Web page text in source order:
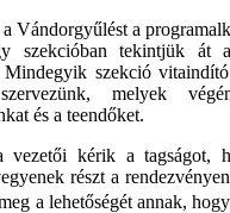
Vándorgyűlést a
szekcióban tekintjük át
Mindegyik szekció
melyek
és a teendőket.
vezetői kérik a tagságot,
részt a
a lehetőségét annak,